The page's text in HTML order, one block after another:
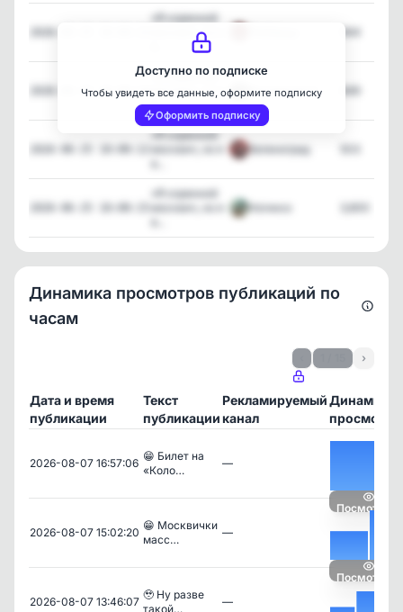
«Я коренной
москвич, но я
944
2026-06-25 10:00:14
«Я коренной
москвич, но я
в...
Воскресенск 649
«Я коренной
москвич, но я
Зеленоград
«Я коренной
москвич, но я
Ногинск 3,600
Доступно по подписке
Чтобы увидеть все данные, оформите подписку
Оформить подписку
Динамика просмотров публикаций по
часам
›
Дата и время
публикации
Текст
публикации
Рекламируемый
канал
Динамика
2026-08-07 16:57:06
😁 Билет на
«Коло…
—
Посмотреть
2026-08-07 15:02:20
😁 Москвички
масс…
—
Посмотреть
2026-08-07 13:46:07
🥹 Ну разве
такой…
—